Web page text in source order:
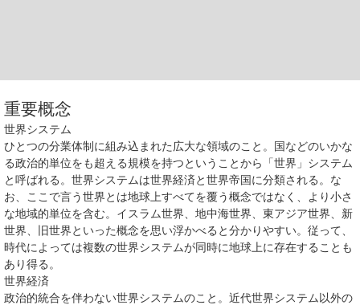
重要概念
世界システム
ひとつの分業体制に組み込まれた広大な領域のこと。国などのいかな
る政治的単位をも超える規模を持つということから「世界」システム
と呼ばれる。世界システムは世界経済と世界帝国に分類される。な
お、ここで言う世界とは地球上すべてを覆う概念ではなく、より小さ
な地域的単位を含む。イスラム世界、地中海世界、東アジア世界、新
世界、旧世界といった概念を思い浮かべると分かりやすい。従って、
時代によっては複数の世界システムが同時に地球上に存在することも
あり得る。
世界経済
政治的統合を伴わない世界システムのこと。近代世界システム以外の